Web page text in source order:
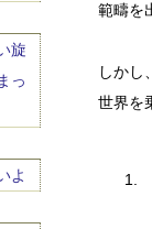
旋
っ
よ
範疇を
しかし
世界を